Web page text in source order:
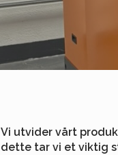
Vi utvider vårt
dette tar vi et viktig